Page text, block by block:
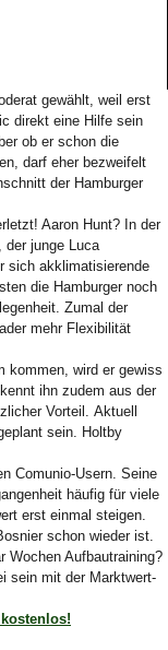
gewählt, weil erst
direkt eine Hilfe sein
ob er schon die
darf eher bezweifelt
der Hamburger
Aaron Hunt? In der
der junge Luca
sich akklimatisierende
die Hamburger noch
Zumal der
mehr Flexibilität
kommen, wird er gewiss
ihn zudem aus der
Vorteil. Aktuell
sein. Holtby
Comunio-Usern. Seine
häufig für viele
erst einmal steigen.
schon wieder ist.
Wochen Aufbautraining?
sein mit der Marktwert-